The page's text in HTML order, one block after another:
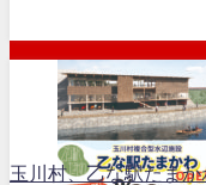
玉川村、乙な駅たまか